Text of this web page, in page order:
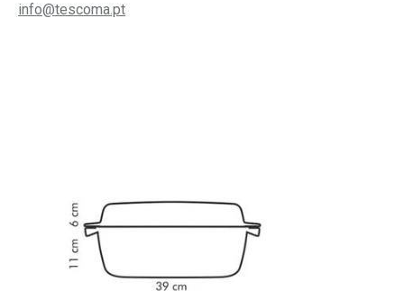
info@tescoma.pt